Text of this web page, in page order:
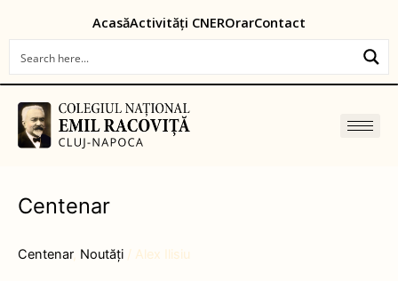
content
AcasăActivități CNEROrarContact
Centenar
Centenar, Noutăți / Alex Ilisiu
Centenar